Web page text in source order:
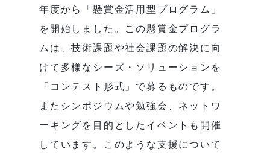
年度から「懸賞金活用型プログラム」
を開始しました。この懸賞金プログラ
ムは、技術課題や社会課題の解決に向
けて多様なシーズ・ソリューションを
「コンテスト形式」で募るものです。
またシンポジウムや勉強会、ネットワ
ーキングを目的としたイベントも開催
しています。このような支援について